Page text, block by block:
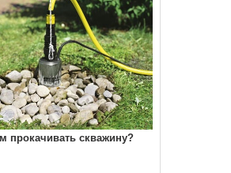
прокачивать скважину?